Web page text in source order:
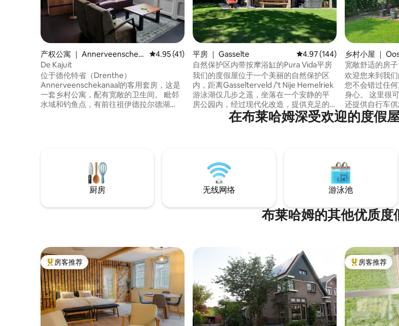
产权公寓 ｜ Annerveenschek
anaal
平均评分 4.95 分（满分 5 分），共 41 条评价
4.95 (41)
De Kajuit
位于德伦特省（Drenthe）
Annerveenschekanaal的客用套房，这是
一套乡村公寓，配有宽敞的卫生间。 毗邻
水域和钓鱼点，有前往祖伊德拉尔德湖
可以使用烧烤。 还提供收费的电动自行车/
摩托艇，有美丽的自行车骑行路线。 附近
有很棒的游乐园
平房 ｜ Gasselte 平均评分 4.97 分（满分 5 分）
4.97 (144)
自然保护区内带按摩浴缸的Pura Vida平房
我们的度假屋位于一个美丽的自然保护区
内，距离Gasselterveld /'t Nije Hemelriek
游泳湖仅几步之遥，坐落在一个安静的平
房公园内，经过现代化改造，提供充足的
私人空间，阳光充足，阴凉处也很方便。
为了让您放松身心，我们在阳台下为您准
在我们美丽的围栏式私人花园中，您可以
欣赏到多种鸟类。
乡村小屋 ｜
宽敞舒适的房子
欢迎您来到我们的
您不会错过任
身心。 这里很可爱，
还提供自行车
地区，骑行游
（
沃尔达（
只，可做的事情
在布莱哈姆深受欢迎的度假
厨房 无线网络 游泳池
布莱哈姆的其他优质度
热门「房客推荐」
房客推荐 热门「房客推
房客推荐